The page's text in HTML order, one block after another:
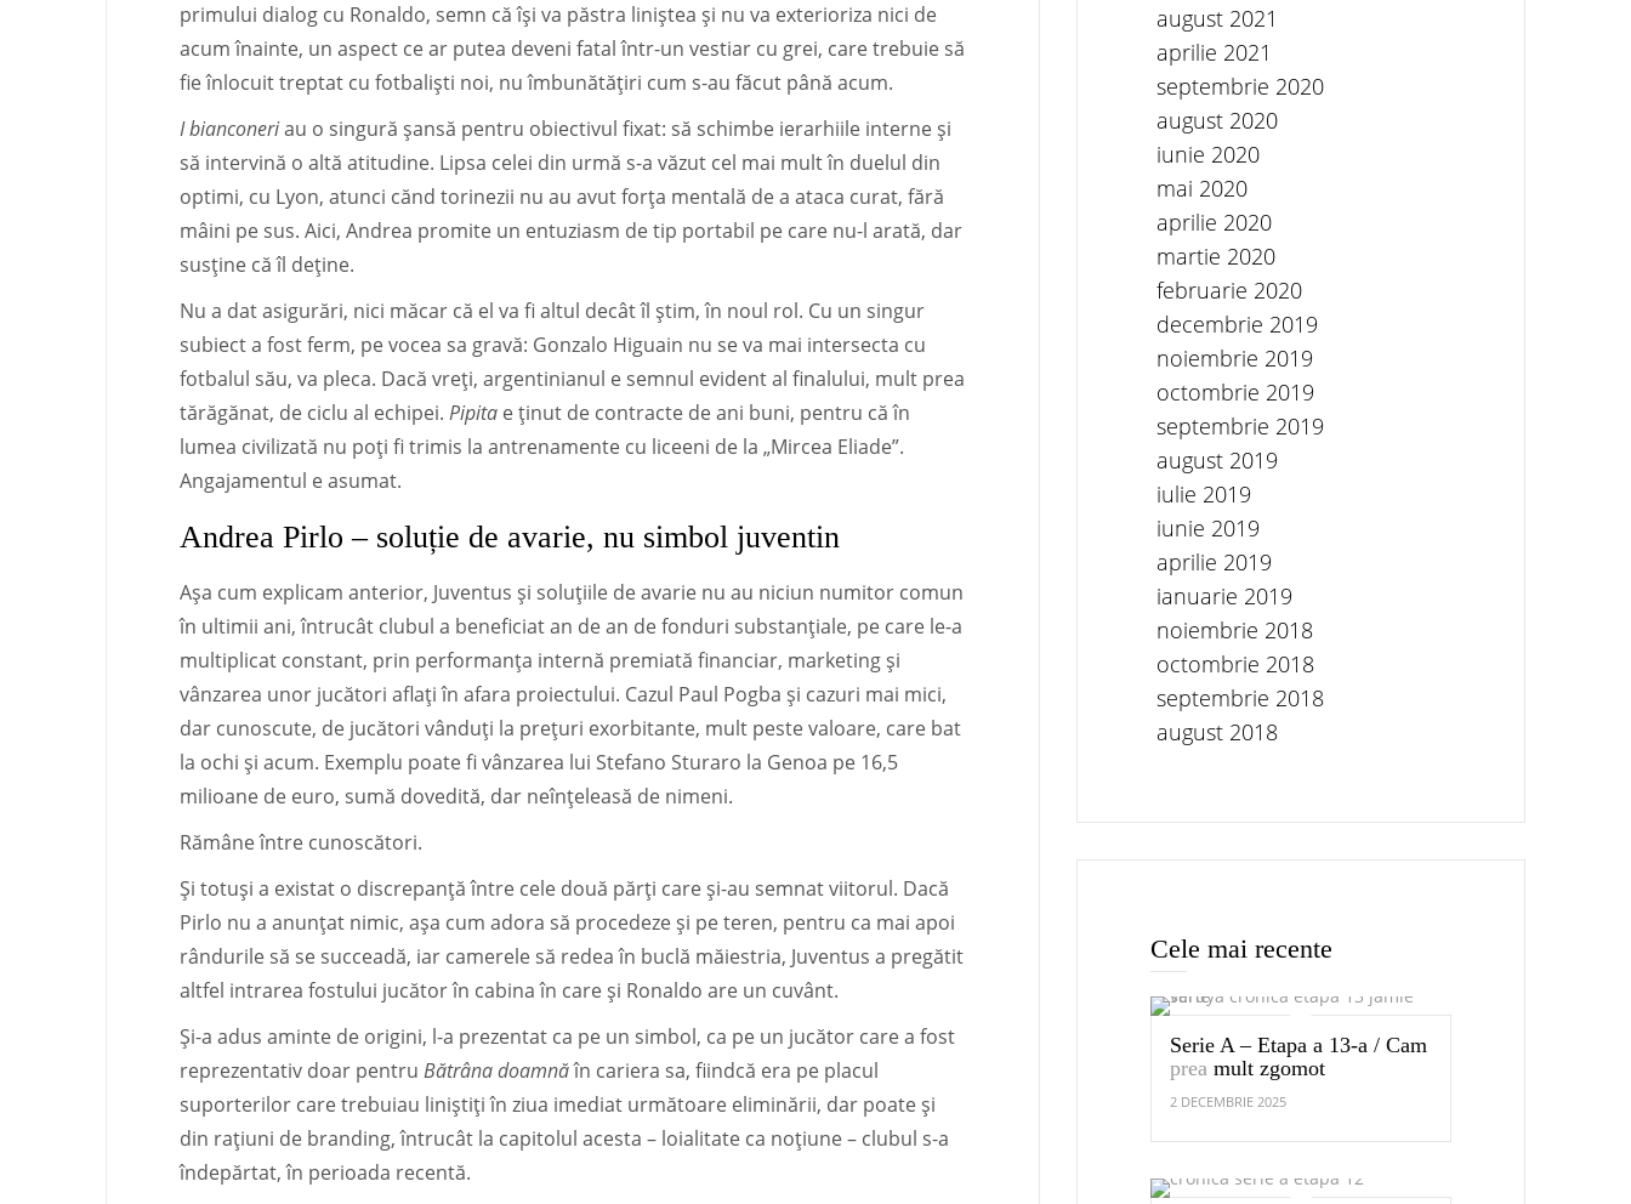
primului dialog cu Ronaldo, semn că își va păstra liniștea și nu va exterioriza nici de
acum înainte, un aspect ce ar putea deveni fatal într-un vestiar cu grei, care trebuie să
fie înlocuit treptat cu fotbaliști noi, nu îmbunătățiri cum s-au făcut până acum.
I bianconeriau o singură șansă pentru obiectivul fixat: să schimbe ierarhiile interne și
să intervină o altă atitudine. Lipsa celei din urmă s-a văzut cel mai mult în duelul din
optimi, cu Lyon, atunci cănd torinezii nu au avut forța mentală de a ataca curat, fără
mâini pe sus. Aici, Andrea promite un entuziasm de tip portabil pe care nu-l arată, dar
susține că îl deține.
Nu a dat asigurări, nici măcar că el va fi altul decât îl știm, în noul rol. Cu un singur
subiect a fost ferm, pe vocea sa gravă: Gonzalo Higuain nu se va mai intersecta cu
fotbalul său, va pleca. Dacă vreți, argentinianul e semnul evident al finalului, mult prea
tărăgănat, de ciclu al echipei. Pipita e ținut de contracte de ani buni, pentru că în
lumea civilizată nu poți fi trimis la antrenamente cu liceeni de la „Mircea Eliade”.
Angajamentul e asumat.
Andrea Pirlo – soluție de avarie, nu simbol juventin
Așa cum explicam anterior, Juventus și soluțiile de avarie nu au niciun numitor comun
în ultimii ani, întrucât clubul a beneficiat an de an de fonduri substanțiale, pe care le-a
multiplicat constant, prin performanța internă premiată financiar, marketing și
vânzarea unor jucători aflați în afara proiectului. Cazul Paul Pogba și cazuri mai mici,
dar cunoscute, de jucători vânduți la prețuri exorbitante, mult peste valoare, care bat
la ochi și acum. Exemplu poate fi vânzarea lui Stefano Sturaro la Genoa pe 16,5
milioane de euro, sumă dovedită, dar neînțeleasă de nimeni.
Rămâne între cunoscători.
Și totuși a existat o discrepanță între cele două părți care și-au semnat viitorul. Dacă
Pirlo nu a anunțat nimic, așa cum adora să procedeze și pe teren, pentru ca mai apoi
rândurile să se succeadă, iar camerele să redea în buclă măiestria, Juventus a pregătit
altfel intrarea fostului jucător în cabina în care și Ronaldo are un cuvânt.
Și-a adus aminte de origini, l-a prezentat ca pe un simbol, ca pe un jucător care a fost
reprezentativ doar pentru Bătrâna doamnăîn cariera sa, fiindcă era pe placul
suporterilor care trebuiau liniștiți în ziua imediat următoare eliminării, dar poate și
din rațiuni de branding, întrucât la capitolul acesta – loialitate ca noțiune – clubul s-a
îndepărtat, în perioada recentă.
august 2021
aprilie 2021
septembrie 2020
august 2020
iunie 2020
mai 2020
aprilie 2020
martie 2020
februarie 2020
decembrie 2019
noiembrie 2019
octombrie 2019
septembrie 2019
august 2019
iulie 2019
iunie 2019
aprilie 2019
ianuarie 2019
noiembrie 2018
octombrie 2018
septembrie 2018
august 2018
Cele mai recente
Serie A – Etapa a 13-a / Cam
prea mult zgomot
2 DECEMBRIE 2025